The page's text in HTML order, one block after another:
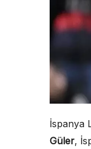
İspanya
Güler,